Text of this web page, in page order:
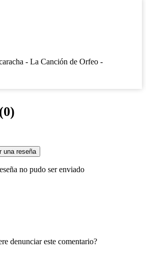
- La Canción de Orfeo -
una reseña
no pudo ser enviado
denunciar este comentario?